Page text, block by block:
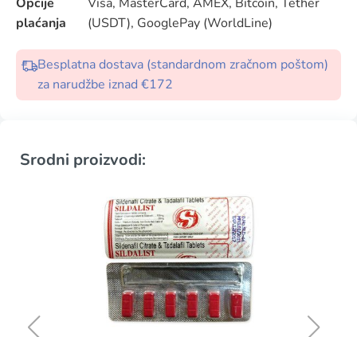
Opcije
plaćanja
Visa, MasterCard, AMEX, Bitcoin, Tether
(USDT), GooglePay (WorldLine)
Besplatna dostava (standardnom zračnom poštom)
za narudžbe iznad €172
Srodni proizvodi: